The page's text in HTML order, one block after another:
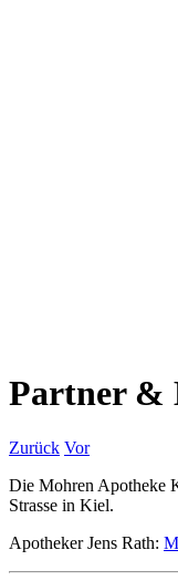
Partner &
Zurück Vor
Die Mohren Apotheke
Strasse in Kiel.
Apotheker Jens Rath: